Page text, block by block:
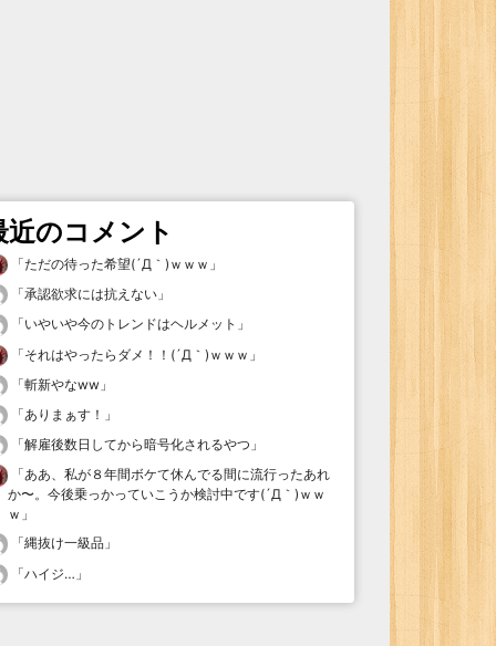
近のコメント
「ただの待った希望(´Д｀)ｗｗｗ 」
「承認欲求には抗えない 」
「いやいや今のトレンドはヘルメット 」
「それはやったらダメ！！(´Д｀)ｗｗｗ 」
「斬新やなww 」
「ありまぁす！ 」
「解雇後数日してから暗号化されるやつ 」
「ああ、私が８年間ボケて休んでる間に流行ったあれ
か〜。今後乗っかっていこうか検討中です(´Д｀)ｗｗ
ｗ 」
「縄抜け一級品 」
「ハイジ… 」